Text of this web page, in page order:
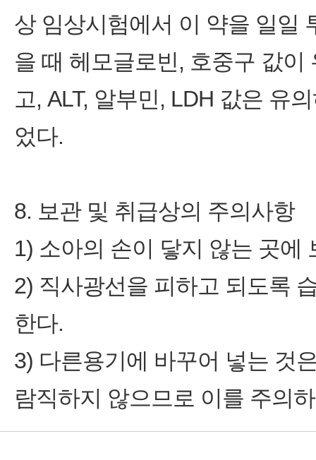
상 임상시험에서 이 약을 일일
을 때 헤모글로빈, 호중구 값
고, ALT, 알부민, LDH 값은 유
었다.
8. 보관 및 취급상의 주의사항
1) 소아의 손이 닿지 않는 곳에
2) 직사광선을 피하고 되도록
한다.
3) 다른용기에 바꾸어 넣는 것
람직하지 않으므로 이를 주의